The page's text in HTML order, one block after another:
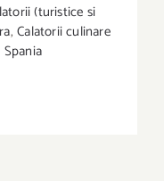
(turistice si
,Calatorii culinare
Spania